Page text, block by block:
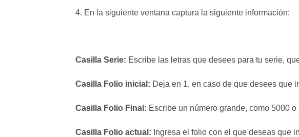
4. En la siguiente ventana captura la siguiente información:
Casilla Serie: Escribe las letras que desees para tu serie,
Casilla Folio inicial: Deja en 1, en caso de que desees que
Casilla Folio Final: Escribe un número grande, como 5000 o
Casilla Folio actual: Ingresa el folio con el que deseas que